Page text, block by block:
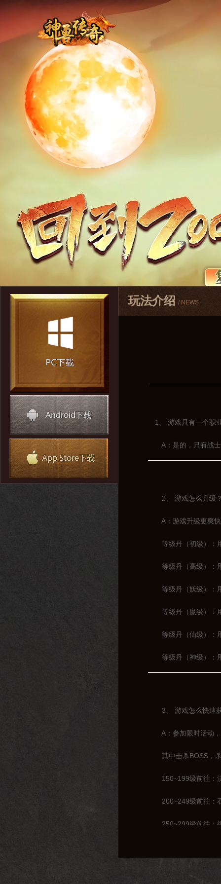
玩法介绍 / NEWS
1、 游戏只有一个职
A：是的，只有战士
2、 游戏怎么升级
A：游戏升级更爽快
等级丹（初级）：
等级丹（高级）：
等级丹（妖级）：
等级丹（魔级）：
等级丹（仙级）：
等级丹（神级）：
3、 游戏怎么快速
A：参加限时活动，
其中击杀BOSS，杀
150~199级前往：沃
200~249级前往：石
250~299级前往：祖